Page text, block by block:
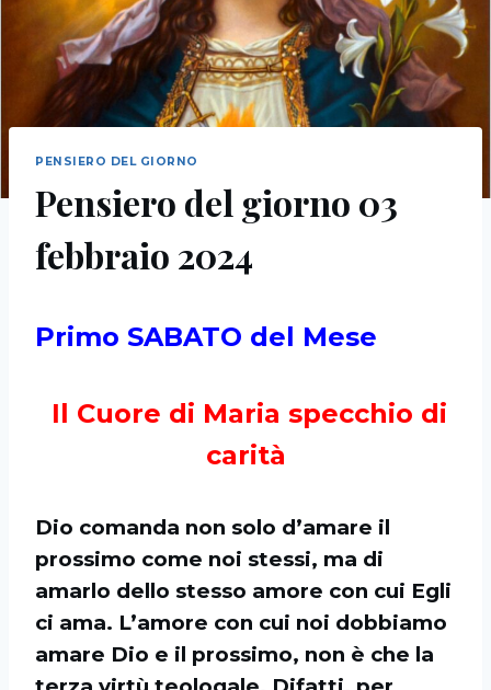
PENSIERO DEL GIORNO
Pensiero del giorno 03
febbraio 2024
Primo SABATO del Mese
Il Cuore di Maria specchio di
carità
Dio comanda non solo d’amare il
prossimo come noi stessi, ma di
amarlo dello stesso amore con cui Egli
ci ama. L’amore con cui noi dobbiamo
amare Dio e il prossimo, non è che la